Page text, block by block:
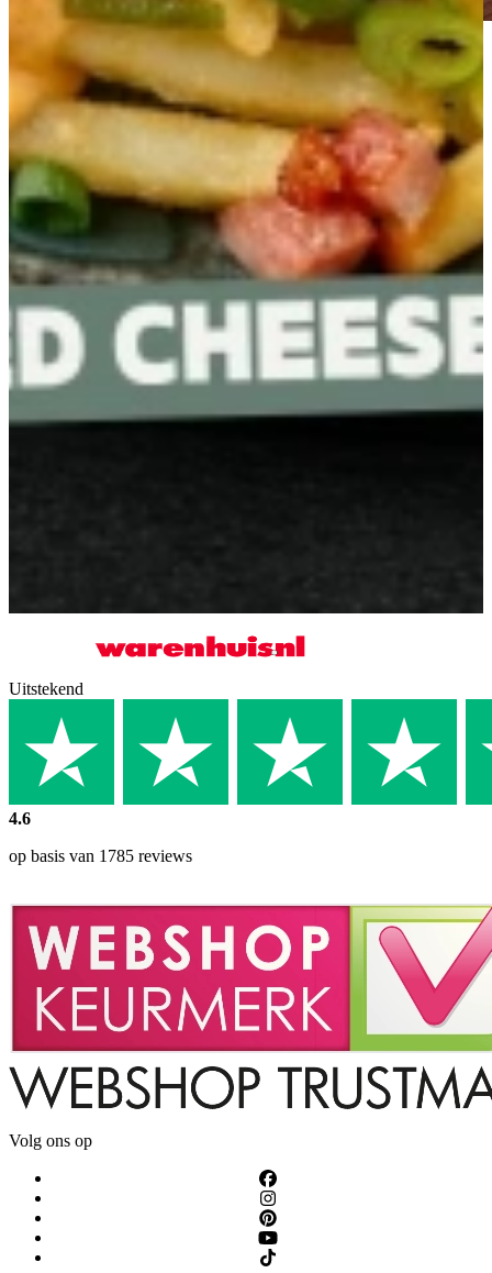
Schrijf je in op onze maandelijkse
Inspiratie nieuwsbrief
Een echte must-follow voor elke interieur liefhebber. Wij voorzien in
de laatste trends, tips & tricks. Daarbij volgen ook echte verhalen
van keukenkopers. Waar halen zij hun inspiratie vandaan, vanwaar
wordt welke keuze gemaakt.
Watermeloen carpaccio bonbon, citroen-knoflookgarnalen &
watermeloen granita
Keukenverlichting: zo kies je de juiste verlichting voor de
keuken
Bruschetta met burrata, lasgne met ricotta en no bake
limoncello cheesecake
3 x Ananas in de hoofdrol
Uitstekend
4.6
op basis van 1785 reviews
Volg ons op